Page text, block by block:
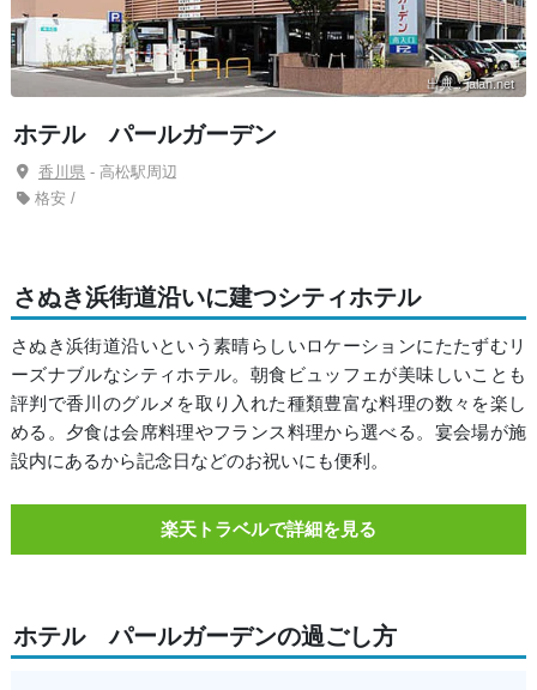
出典：jalan.net
ホテル パールガーデン
香川県- 高松駅周辺
格安 /
さぬき浜街道沿いに建つシティホテル
さぬき浜街道沿いという素晴らしいロケーションにたたずむリ
ーズナブルなシティホテル。朝食ビュッフェが美味しいことも
評判で香川のグルメを取り入れた種類豊富な料理の数々を楽し
める。夕食は会席料理やフランス料理から選べる。宴会場が施
設内にあるから記念日などのお祝いにも便利。
楽天トラベルで詳細を見る
ホテル パールガーデンの過ごし方